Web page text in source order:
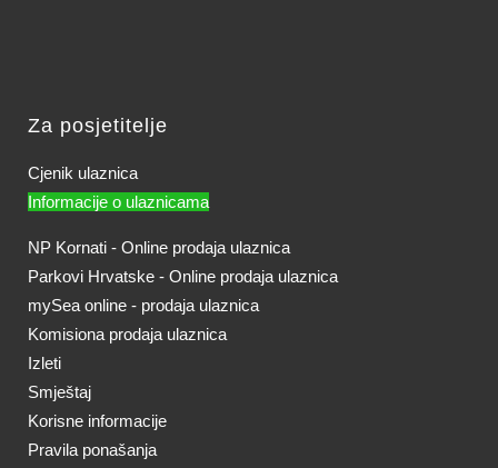
Za posjetitelje
Cjenik ulaznica
Informacije o ulaznicama
NP Kornati - Online prodaja ulaznica
Parkovi Hrvatske - Online prodaja ulaznica
mySea online - prodaja ulaznica
Komisiona prodaja ulaznica
Izleti
Smještaj
Korisne informacije
Pravila ponašanja